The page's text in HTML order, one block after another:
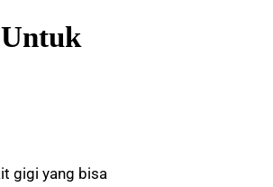
gigi yang bisa